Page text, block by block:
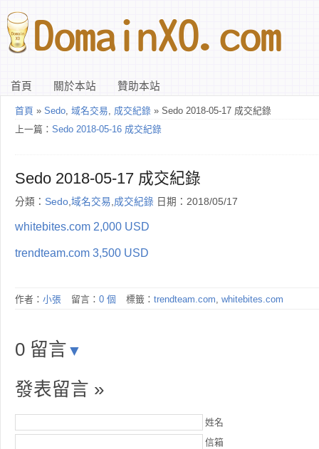
首頁 關於本站 贊助本站
首頁 » Sedo, 域名交易, 成交紀錄 » Sedo 2018-05-17 成交紀錄
上一篇： Sedo 2018-05-16 成交紀錄
Sedo 2018-05-17 成交紀錄
分類： Sedo,域名交易,成交紀錄 日期：2018/05/17
whitebites.com 2,000 USD
trendteam.com 3,500 USD
作者： 小張 留言： 0 個 標籤： trendteam.com, whitebites.com
0 留言 ▼
發表留言 »
姓名
信箱